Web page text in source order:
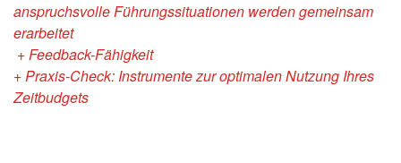
anspruchsvolleFührungssituationen werden gemeinsam
erarbeitet
+ Feedback-Fähigkeit
+ Praxis-Check: Instrumente zur optimalen Nutzung Ihres
Zeitbudgets